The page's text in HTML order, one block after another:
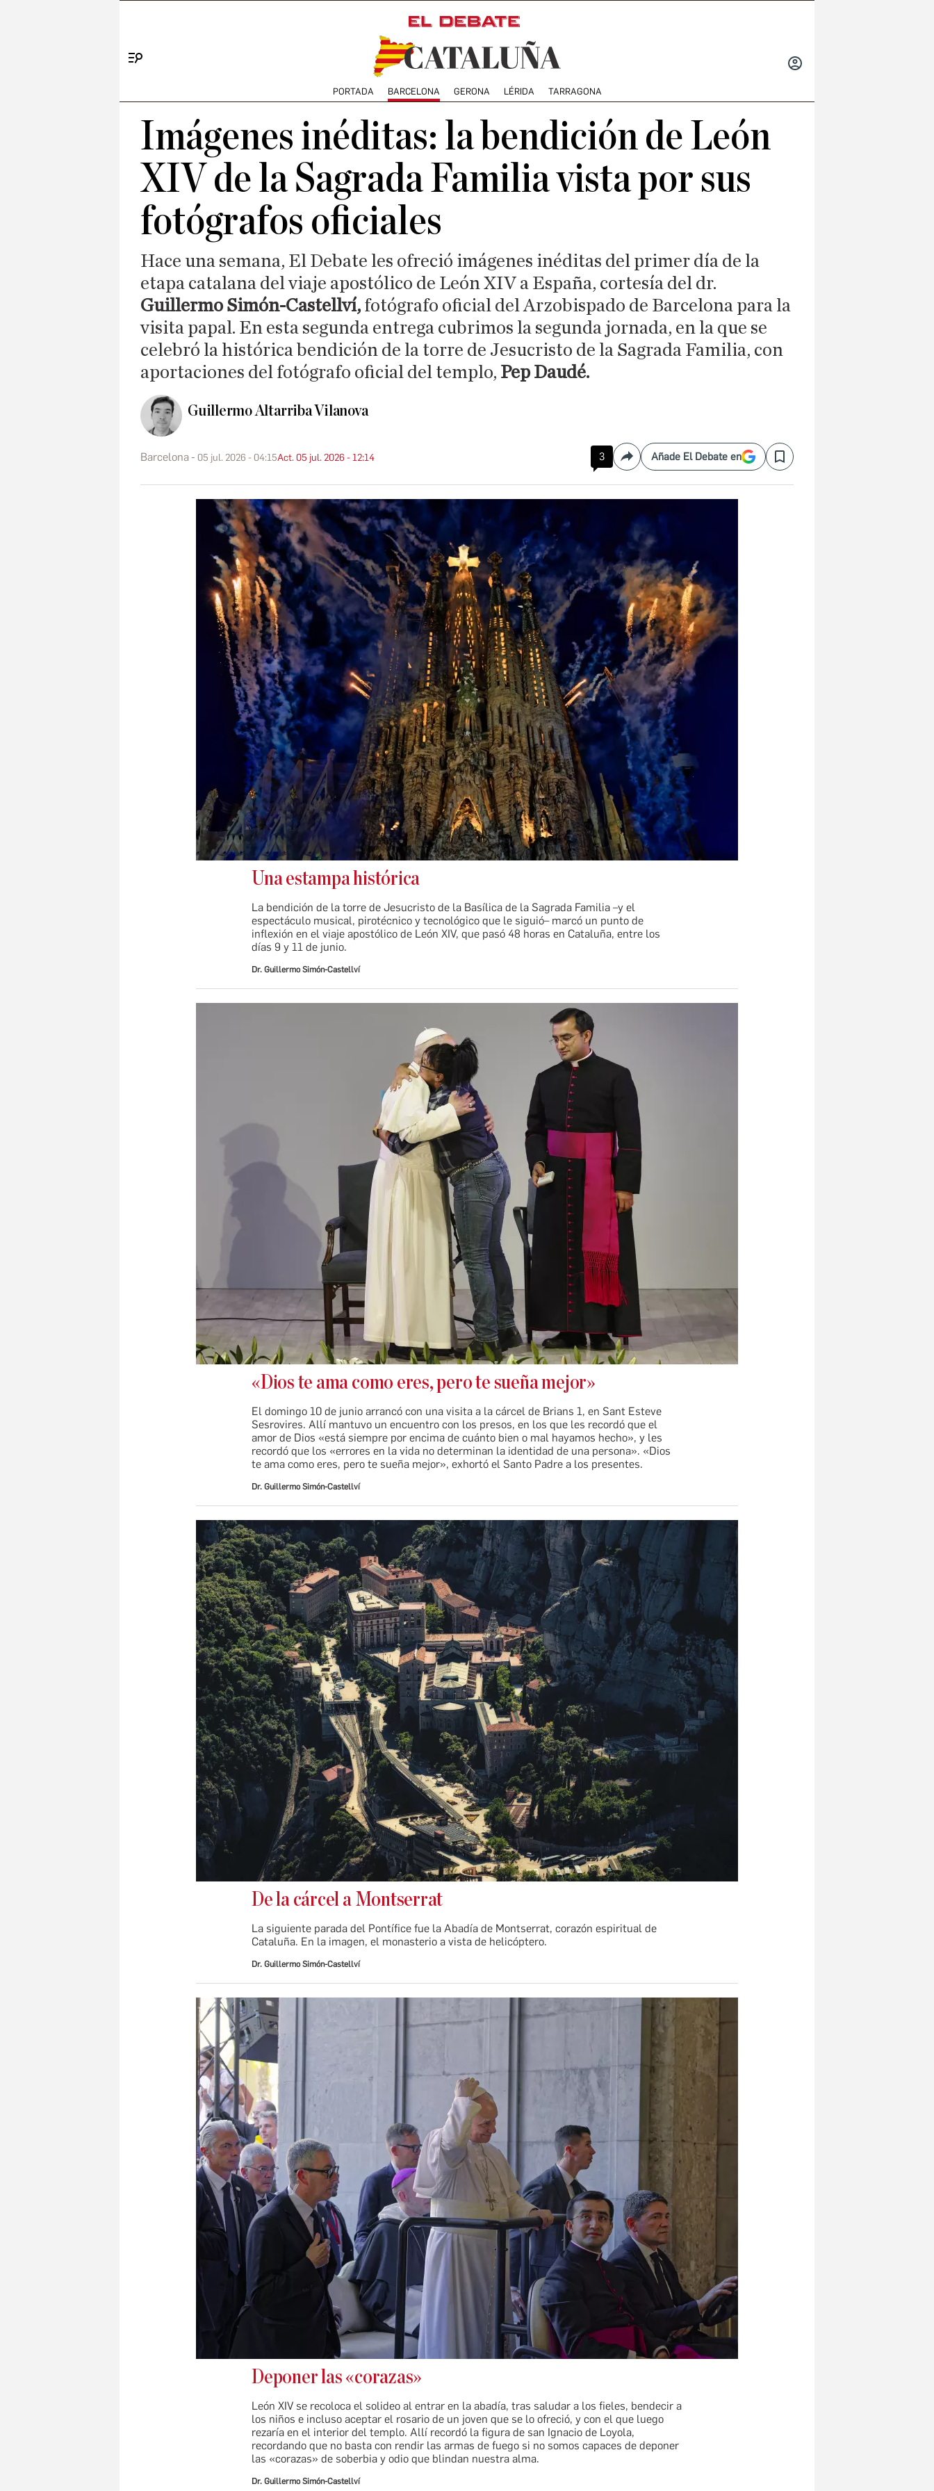
PORTADA BARCELONA GERONA LÉRIDA TARRAGONA
Imágenes inéditas: la bendición de León
XIV de la Sagrada Familia vista por sus
fotógrafos oficiales
Hace una semana, El Debate les ofreció imágenes inéditas del primer día de la
etapa catalana del viaje apostólico de León XIV a España, cortesía del dr.
Guillermo Simón-Castellví, fotógrafo oficial del Arzobispado de Barcelona para la
visita papal. En esta segunda entrega cubrimos la segunda jornada, en la que se
celebró la histórica bendición de la torre de Jesucristo de la Sagrada Familia, con
aportaciones del fotógrafo oficial del templo, Pep Daudé.
Guillermo Altarriba Vilanova
Barcelona 05 jul. 2026 - 04:15Act. 05 jul. 2026 - 12:14 3 CompartirAñade El Debate en Save
Una estampa histórica
La bendición de la torre de Jesucristo de la Basílica de la Sagrada Familia –y el
espectáculo musical, pirotécnico y tecnológico que le siguió– marcó un punto de
inflexión en el viaje apostólico de León XIV, que pasó 48 horas en Cataluña, entre los
días 9 y 11 de junio.
Dr. Guillermo Simón-Castellví
«Dios te ama como eres, pero te sueña mejor»
El domingo 10 de junio arrancó con una visita a la cárcel de Brians 1, en Sant Esteve
Sesrovires. Allí mantuvo un encuentro con los presos, en los que les recordó que el
amor de Dios «está siempre por encima de cuánto bien o mal hayamos hecho», y les
recordó que los «errores en la vida no determinan la identidad de una persona». «Dios
te ama como eres, pero te sueña mejor», exhortó el Santo Padre a los presentes.
Dr. Guillermo Simón-Castellví
De la cárcel a Montserrat
La siguiente parada del Pontífice fue la Abadía de Montserrat, corazón espiritual de
Cataluña. En la imagen, el monasterio a vista de helicóptero.
Dr. Guillermo Simón-Castellví
Deponer las «corazas»
León XIV se recoloca el solideo al entrar en la abadía, tras saludar a los fieles, bendecir a
los niños e incluso aceptar el rosario de un joven que se lo ofreció, y con el que luego
rezaría en el interior del templo. Allí recordó la figura de san Ignacio de Loyola,
recordando que no basta con rendir las armas de fuego si no somos capaces de deponer
las «corazas» de soberbia y odio que blindan nuestra alma.
Dr. Guillermo Simón-Castellví